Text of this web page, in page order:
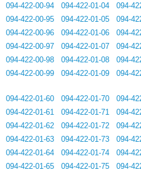
094-422-00-94
094-422-00-95
094-422-00-96
094-422-00-97
094-422-00-98
094-422-00-99
094-422-01-04
094-422-01-05
094-422-01-06
094-422-01-07
094-422-01-08
094-422-01-09
094-
094-
094-
094-
094-
094-
094-422-01-60
094-422-01-61
094-422-01-62
094-422-01-63
094-422-01-64
094-422-01-65
094-422-01-70
094-422-01-71
094-422-01-72
094-422-01-73
094-422-01-74
094-422-01-75
094-
094-
094-
094-
094-
094-